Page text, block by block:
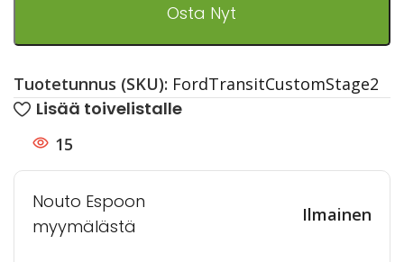
Osta Nyt
Tuotetunnus (SKU): FordTransitCustomStage2
Lisää toivelistalle
15
Nouto Espoon
myymälästä
Ilmainen